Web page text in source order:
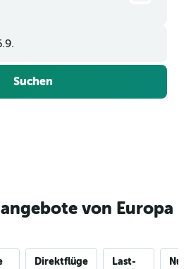
Suchen
von Europa
Direktflüge
Last-
Nur